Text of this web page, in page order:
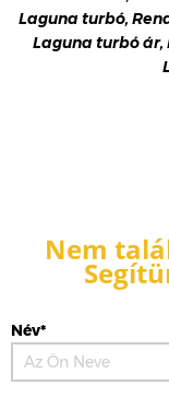
Laguna turbó,
Laguna turbó ár,
Nem
Név*